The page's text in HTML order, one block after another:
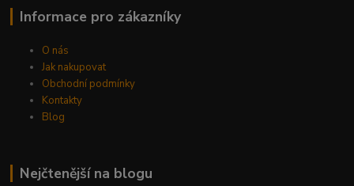
Informace pro zákazníky
O nás
Jak nakupovat
Obchodní podmínky
Kontakty
Blog
Nejčtenější na blogu